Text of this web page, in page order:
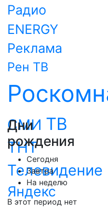
Радио
ENERGY
Реклама
Рен ТВ
СМИ ТВ
ТНТ
Телевидение
Яндекс
Дни
рождения
Сегодня
Завтра
На неделю
В этот период нет